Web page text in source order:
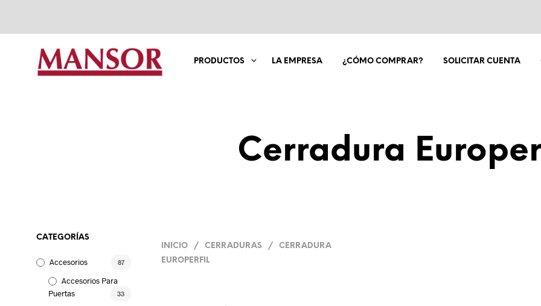
PRODUCTOS LA EMPRESA ¿CÓMO COMPRAR? SOLICITAR CUENTA
Cerradura
CATEGORÍAS
Accesorios 87
Accesorios Para
Puertas
33
INICIO / CERRADURAS /
CERRADURA
EUROPERFIL